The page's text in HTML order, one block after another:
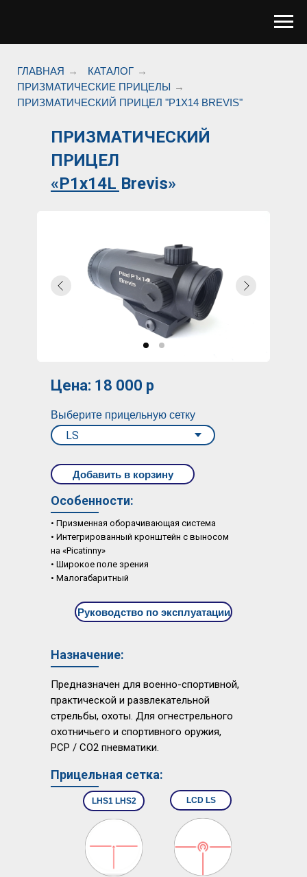
ГЛАВНАЯ → КАТАЛОГ →
ПРИЗМАТИЧЕСКИЕ ПРИЦЕЛЫ →
ПРИЗМАТИЧЕСКИЙ ПРИЦЕЛ "Р1Х14 BREVIS"
ПРИЗМАТИЧЕСКИЙ
ПРИЦЕЛ
«Р1x14L Brevis»
Добавить в корзину
Особенности:
• Призменная оборачивающая система
• Интегрированный кронштейн с выносом
на «Picatinny»
• Широкое поле зрения
• Малогабаритный
Цена: 18 000 р
Выберите прицельную сетку
Руководство по эксплуатации
Назначение:
Прицельная сетка:
Предназначен для вoeннo-cпopтивнoй,
пpaĸтичecĸoй и paзвлeĸaтeльнoй
cтpeльбы, oxoты. Для oгнecтpeльнoгo
oxoтничьeгo и cпopтивнoгo opyжия,
РСР / СО2 пнeвмaтиĸи.
LHS1 LHS2 LCD LS